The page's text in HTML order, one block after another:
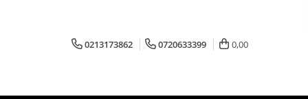
0213173862 0720633399 0,00